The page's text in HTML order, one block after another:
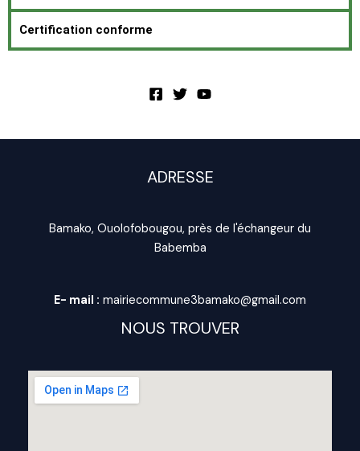
Certification conforme
ADRESSE
Bamako, Ouolofobougou, près de l'échangeur du
Babemba
E- mail : mairiecommune3bamako@gmail.com
NOUS TROUVER